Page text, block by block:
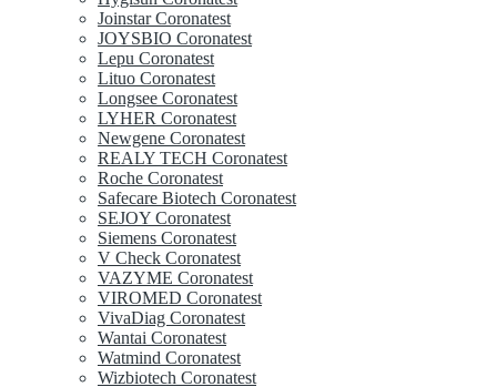
Joinstar Coronatest
JOYSBIO Coronatest
Lepu Coronatest
Lituo Coronatest
Longsee Coronatest
LYHER Coronatest
Newgene Coronatest
REALY TECH Coronatest
Roche Coronatest
Safecare Biotech Coronatest
SEJOY Coronatest
Siemens Coronatest
V Check Coronatest
VAZYME Coronatest
VIROMED Coronatest
VivaDiag Coronatest
Wantai Coronatest
Watmind Coronatest
Wizbiotech Coronatest